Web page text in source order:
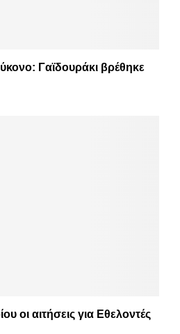
Γαϊδουράκι βρέθηκε
οι αιτήσεις για Εθελοντές